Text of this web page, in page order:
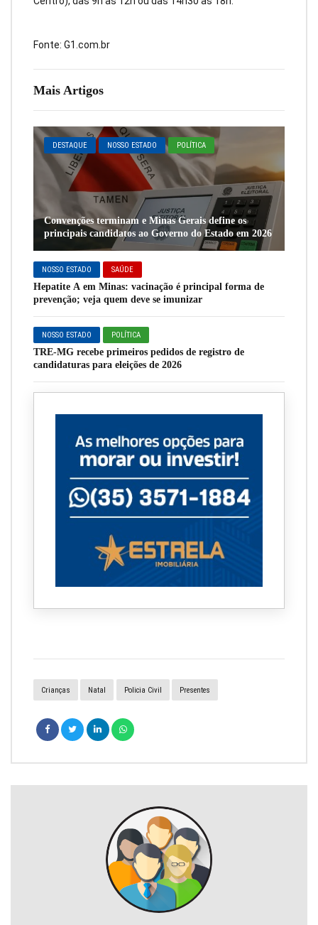
Mais Artigos
DESTAQUE NOSSO ESTADO POLÍTICA
Convenções terminam e Minas Gerais define os
principais candidatos ao Governo do Estado em 2026
NOSSO ESTADO SAÚDE
Hepatite A em Minas: vacinação é principal forma de
prevenção; veja quem deve se imunizar
NOSSO ESTADO POLÍTICA
TRE-MG recebe primeiros pedidos de registro de
candidaturas para eleições de 2026
Fonte: G1.com.br
Crianças Natal Policia Civil Presentes